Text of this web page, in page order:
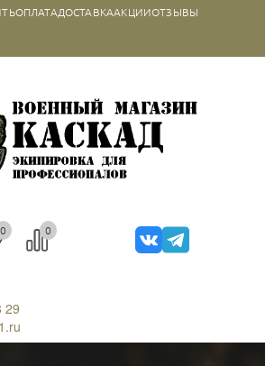
ОПЛАТАДОСТАВКААКЦИИОТЗЫВЫ
0 0
29